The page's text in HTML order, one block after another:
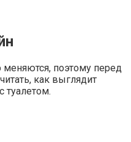
поэтому перед
как выглядит
туалетом.